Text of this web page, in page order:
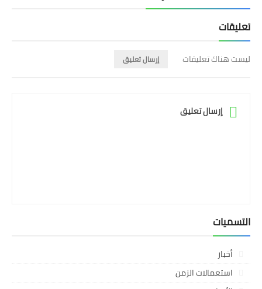
تعليقات
ليست هناك تعليقات إرسال تعليق
إرسال تعليق
التسميات
أخبار
استعمالات الزمن